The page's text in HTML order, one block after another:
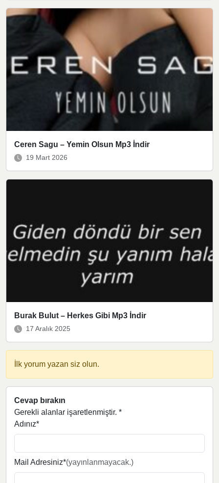
Ceren Sagu – Yemin Olsun Mp3 İndir
19 Mart 2026
Burak Bulut – Herkes Gibi Mp3 İndir
17 Aralık 2025
İlk yorum yazan siz olun.
Cevap bırakın
Gerekli alanlar işaretlenmiştir. *
Adınız*
Mail Adresiniz*(yayınlanmayacak.)